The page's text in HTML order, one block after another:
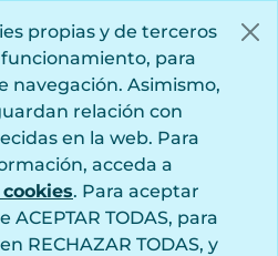
propias y de terceros
para
navegación. Asimismo,
relación con
en la web. Para
acceda a
. Para aceptar
TODAS, para
RECHAZAR TODAS, y